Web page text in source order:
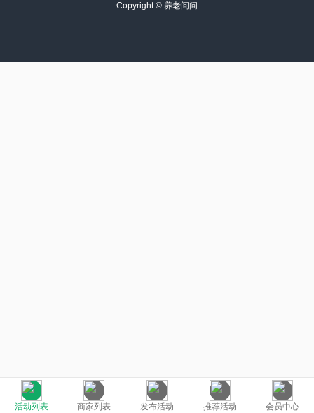
活动列表 商家列表 发布活动 推荐活动 会员中心
Copyright © 养老问问